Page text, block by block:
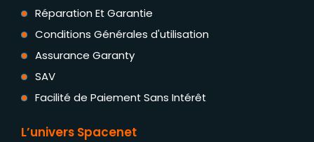
Réparation Et Garantie
Conditions Générales d'utilisation
Assurance Garanty
SAV
Facilité de Paiement Sans Intérêt
L’univers Spacenet